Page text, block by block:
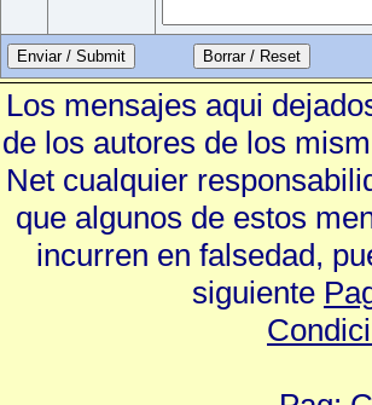
Enviar / Submit
Los mensajes aqui
de los autores de los
Net cualquier
que algunos de estos
incurren en falsedad,
siguiente